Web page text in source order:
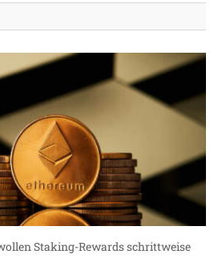
Staking-Rewards schrittweise